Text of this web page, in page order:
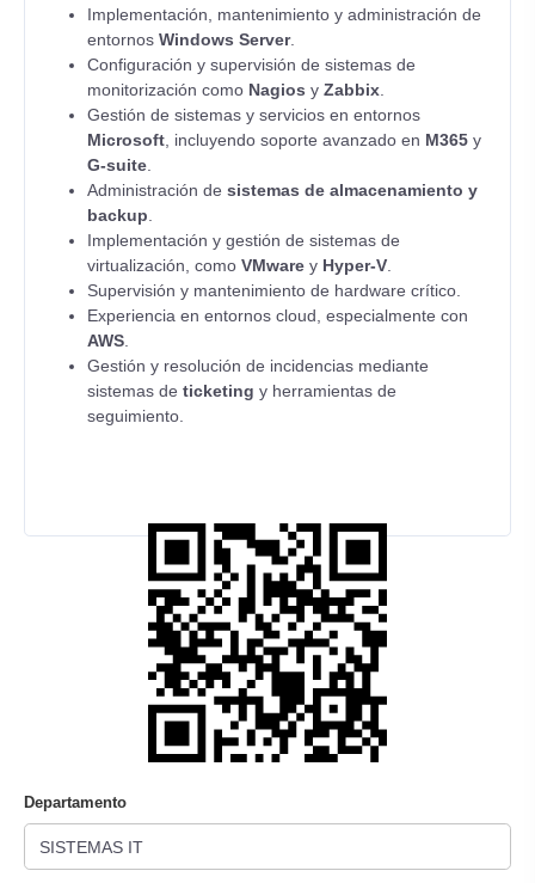
Implementación, mantenimiento y administración de
entornos Windows Server.
Configuración y supervisión de sistemas de
monitorización como Nagios y Zabbix
Gestión de sistemas y servicios en entornos
Microsoft , incluyendo soporte avanzado en M365 y
G-suite
Administración de sistemas de almacenamiento y
backup
Implementación y gestión de sistemas de
virtualización, como VMware y Hyper-V
Supervisión y mantenimiento de hardware crítico.
Experiencia en entornos cloud, especialmente con
AWS
Gestión y resolución de incidencias mediante
sistemas de ticketing y herramientas de
seguimiento.
Departamento